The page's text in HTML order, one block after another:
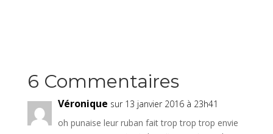
6 Commentaires
Véronique sur 13 janvier 2016 à 23h41
oh punaise leur ruban fait trop trop trop envie